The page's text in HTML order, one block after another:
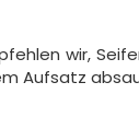
wir,
Aufsatz